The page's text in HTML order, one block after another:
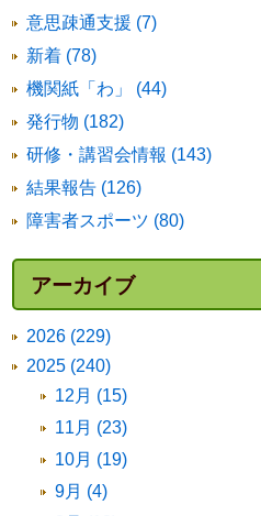
意思疎通支援 (7)
新着 (78)
機関紙「わ」 (44)
発行物 (182)
研修・講習会情報 (143)
結果報告 (126)
障害者スポーツ (80)
アーカイブ
2026 (229)
2025 (240)
12月 (15)
11月 (23)
10月 (19)
9月 (4)